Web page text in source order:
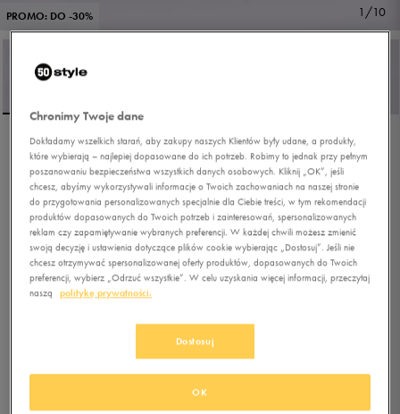
PROMO: DO -30% 1/10
NIKE C1TY
5.0 (1 )
279,99zł-20%(cena bezpośrednio przed promocją)
239,99zł-7%(najniższa cena z 30 dni przed obniżką)
223,99złz Vat
Chronimy Twoje dane
Dokładamy wszelkich starań, aby zakupy naszych Klientów były udane, a produkty,
które wybierają – najlepiej dopasowane do ich potrzeb. Robimy to jednak przy pełnym
poszanowaniu bezpieczeństwa wszystkich danych osobowych. Kliknij „OK”, jeśli
chcesz, abyśmy wykorzystywali informacje o Twoich zachowaniach na naszej stronie
do przygotowania personalizowanych specjalnie dla Ciebie treści, w tym rekomendacji
produktów dopasowanych do Twoich potrzeb i zainteresowań, spersonalizowanych
reklam czy zapamiętywanie wybranych preferencji. W każdej chwili możesz zmienić
swoją decyzję i ustawienia dotyczące plików cookie wybierając „Dostosuj”. Jeśli nie
chcesz otrzymywać spersonalizowanej oferty produktów, dopasowanych do Twoich
preferencji, wybierz „Odrzuć wszystkie”. W celu uzyskania więcej informacji, przeczytaj
naszą
politykę prywatności.
Dostosuj
OK